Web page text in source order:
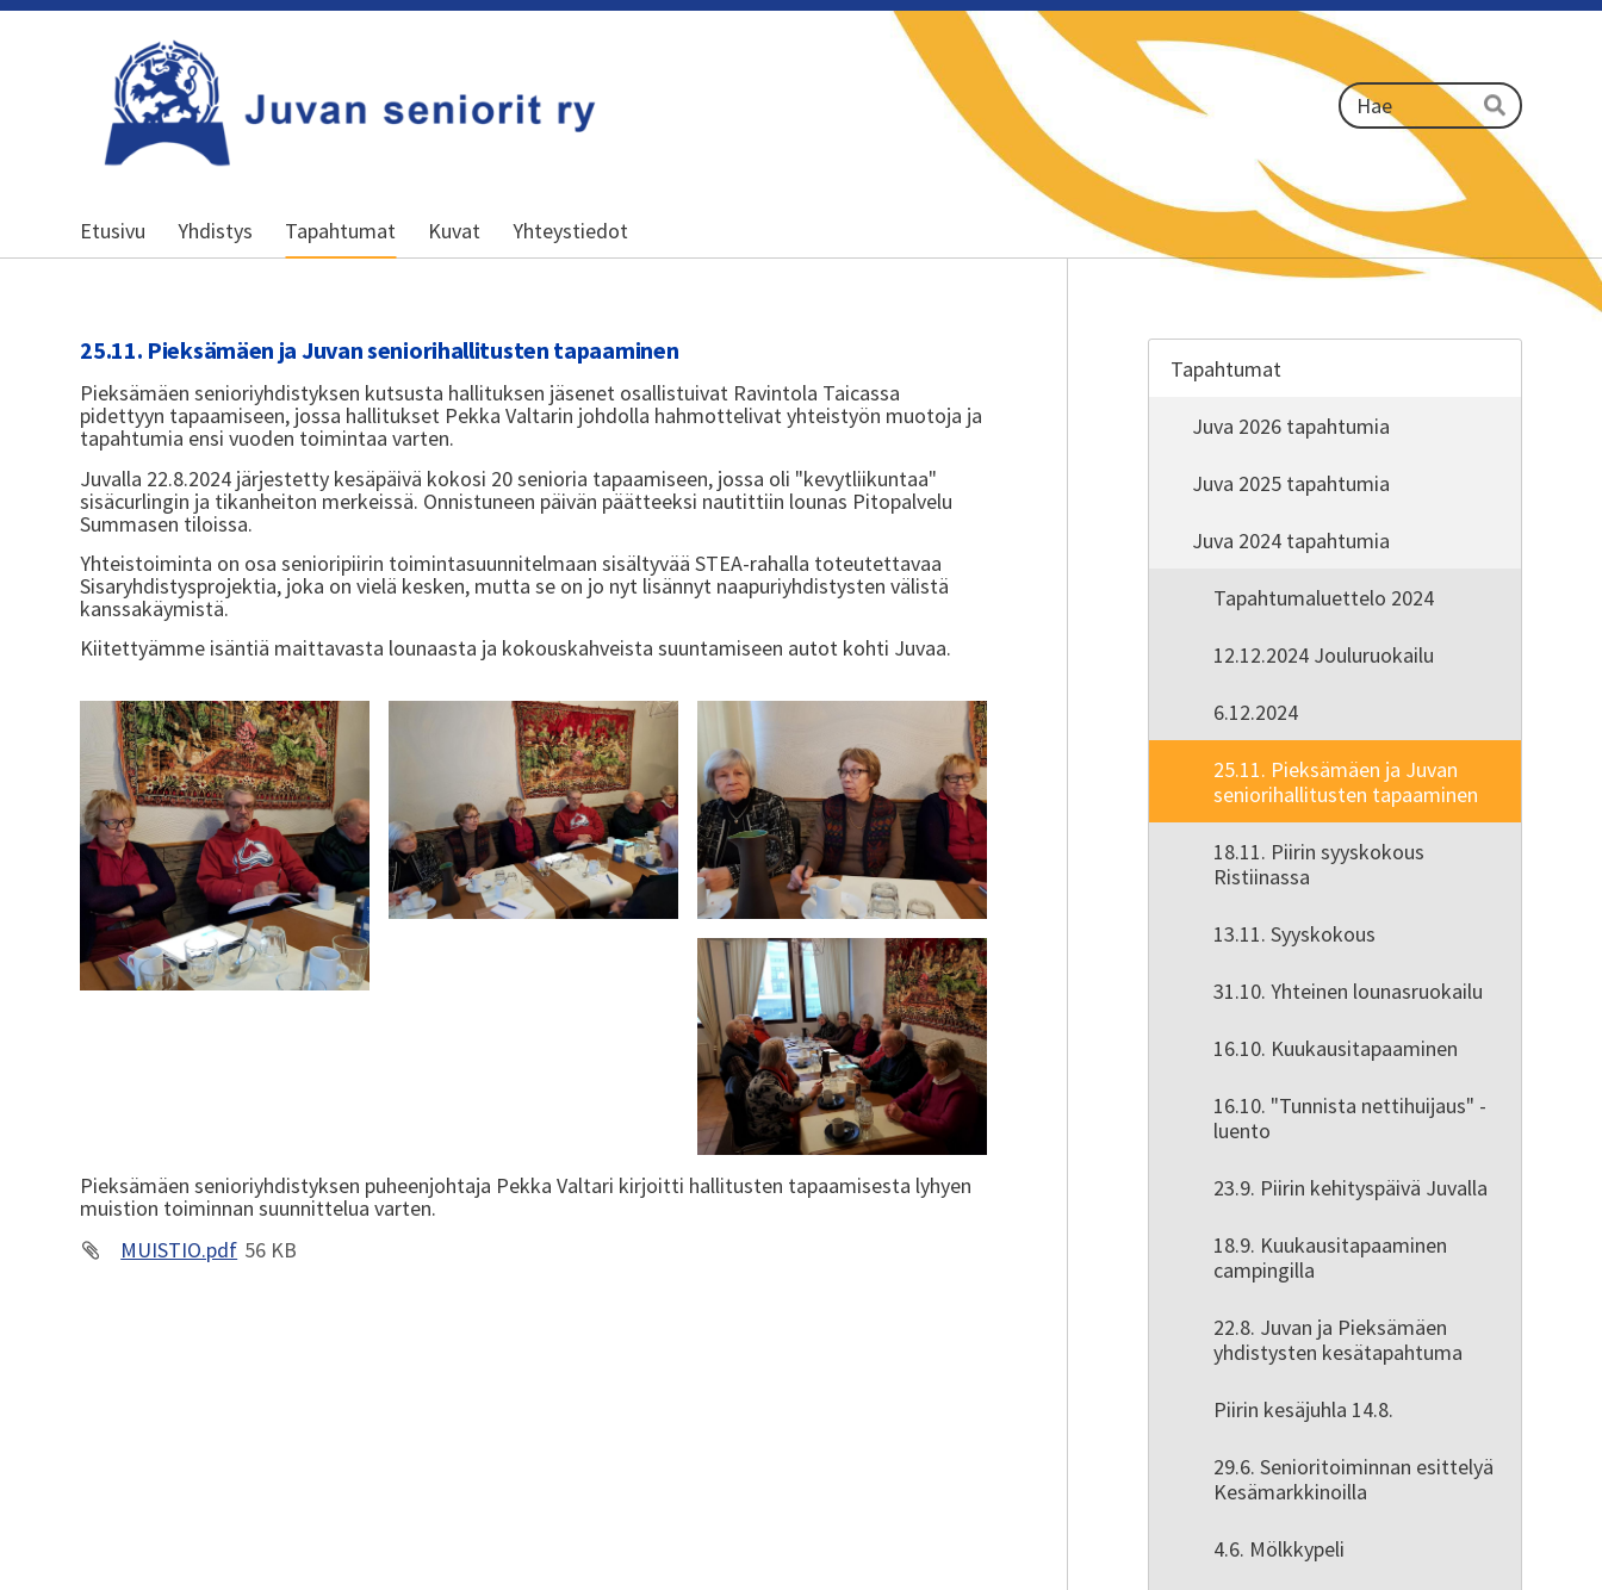
Kansallinen senioriliitto
Haku
Hae
Etusivu Yhdistys Tapahtumat Kuvat Yhteystiedot
25.11. Pieksämäen ja Juvan seniorihallitusten tapaaminen
Pieksämäen senioriyhdistyksen kutsusta hallituksen jäsenet osallistuivat Ravintola Taicassa
pidettyyn tapaamiseen, jossa hallitukset Pekka Valtarin johdolla hahmottelivat yhteistyön muotoja ja
tapahtumia ensi vuoden toimintaa varten.
Juvalla 22.8.2024 järjestetty kesäpäivä kokosi 20 senioria tapaamiseen, jossa oli "kevytliikuntaa"
sisäcurlingin ja tikanheiton merkeissä. Onnistuneen päivän päätteeksi nautittiin lounas Pitopalvelu
Summasen tiloissa.
Yhteistoiminta on osa senioripiirin toimintasuunnitelmaan sisältyvää STEA-rahalla toteutettavaa
Sisaryhdistysprojektia, joka on vielä kesken, mutta se on jo nyt lisännyt naapuriyhdistysten välistä
kanssakäymistä.
Kiitettyämme isäntiä maittavasta lounaasta ja kokouskahveista suuntamiseen autot kohti Juvaa.
Pieksämäen senioriyhdistyksen puheenjohtaja Pekka Valtari kirjoitti hallitusten tapaamisesta lyhyen
muistion toiminnan suunnittelua varten.
MUISTIO.pdf 56 KB
Tapahtumat
Juva 2026 tapahtumia
Juva 2025 tapahtumia
Juva 2024 tapahtumia
Tapahtumaluettelo 2024
12.12.2024 Jouluruokailu
6.12.2024
25.11. Pieksämäen ja Juvan
seniorihallitusten tapaaminen
18.11. Piirin syyskokous
Ristiinassa
13.11. Syyskokous
31.10. Yhteinen lounasruokailu
16.10. Kuukausitapaaminen
16.10. "Tunnista nettihuijaus" -
luento
23.9. Piirin kehityspäivä Juvalla
18.9. Kuukausitapaaminen
campingilla
22.8. Juvan ja Pieksämäen
yhdistysten kesätapahtuma
Piirin kesäjuhla 14.8.
29.6. Senioritoiminnan esittelyä
Kesämarkkinoilla
4.6. Mölkkypeli